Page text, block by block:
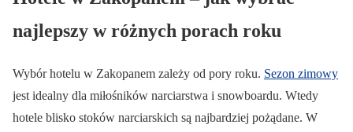
najlepszy w różnych porach roku
Wybór hotelu w Zakopanem zależy od pory roku. Sezon zimowy
jest idealny dla miłośników narciarstwa i snowboardu. Wtedy
hotele blisko stoków narciarskich są najbardziej pożądane. W